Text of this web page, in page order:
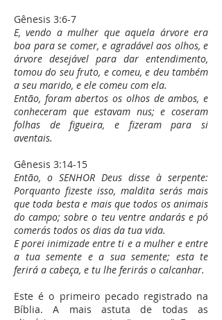
Gênesis 3:6-7
E, vendo a mulher que aquela árvore era
boa para se comer, e agradável aos olhos, e
árvore desejável para dar entendimento,
tomou do seu fruto, e comeu, e deu também
a seu marido, e ele comeu com ela.
Então, foram abertos os olhos de ambos, e
conheceram que estavam nus; e coseram
folhas de figueira, e fizeram para si
aventais.
Gênesis 3:14-15
Então, o SENHOR Deus disse à serpente:
Porquanto fizeste isso, maldita serás mais
que toda besta e mais que todos os animais
do campo; sobre o teu ventre andarás e pó
comerás todos os dias da tua vida.
E porei inimizade entre ti e a mulher e entre
a tua semente e a sua semente; esta te
ferirá a cabeça, e tu lhe ferirás o calcanhar.
Este é o primeiro pecado registrado na
Bíblia. A mais astuta de todas as